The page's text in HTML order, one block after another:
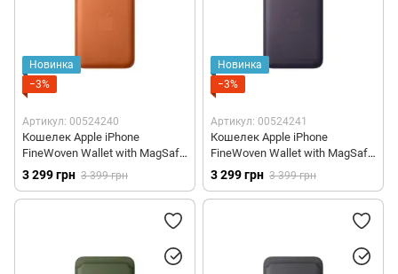
Новинка
−3%
Артикул: 00524240
Кошелек Apple iPhone
FineWoven Wallet with MagSafe
– Fox Orange (MGH64)
3 299 грн 3 399 грн
Новинка
−3%
Артикул: 00524241
Кошелек Apple iPhone
FineWoven Wallet with MagSafe
– Midnight Purple (MGH84)
3 299 грн 3 399 грн